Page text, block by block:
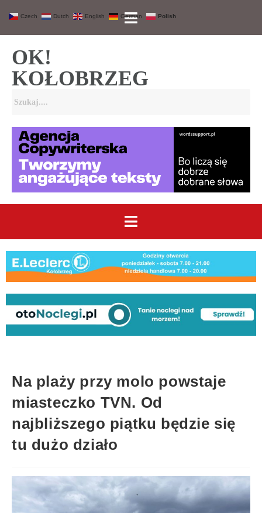
OK!
KOŁOBRZEG
Na plaży przy molo powstaje
miasteczko TVN. Od
najbliższego piątku będzie się
tu dużo działo
Czech Dutch English German Polish